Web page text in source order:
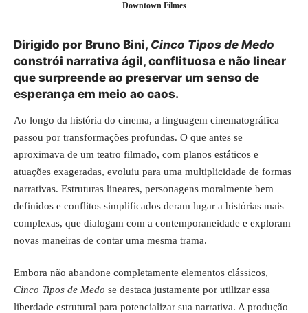
Downtown Filmes
Dirigido por Bruno Bini, Cinco Tipos de Medo
constrói narrativa ágil, conflituosa e não linear
que surpreende ao preservar um senso de
esperança em meio ao caos.
Ao longo da história do cinema, a linguagem cinematográfica
passou por transformações profundas. O que antes se
aproximava de um teatro filmado, com planos estáticos e
atuações exageradas, evoluiu para uma multiplicidade de formas
narrativas. Estruturas lineares, personagens moralmente bem
definidos e conflitos simplificados deram lugar a histórias mais
complexas, que dialogam com a contemporaneidade e exploram
novas maneiras de contar uma mesma trama.
Embora não abandone completamente elementos clássicos,
Cinco Tipos de Medo se destaca justamente por utilizar essa
liberdade estrutural para potencializar sua narrativa. A produção